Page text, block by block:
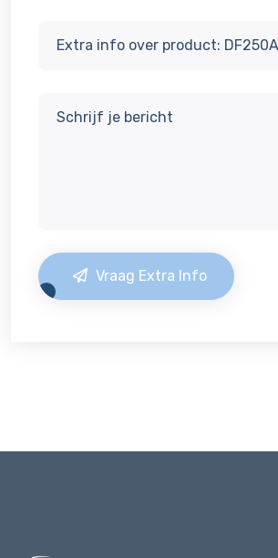
Vraag Extra Info